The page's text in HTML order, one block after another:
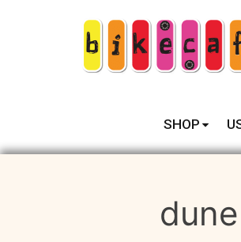
SHOP